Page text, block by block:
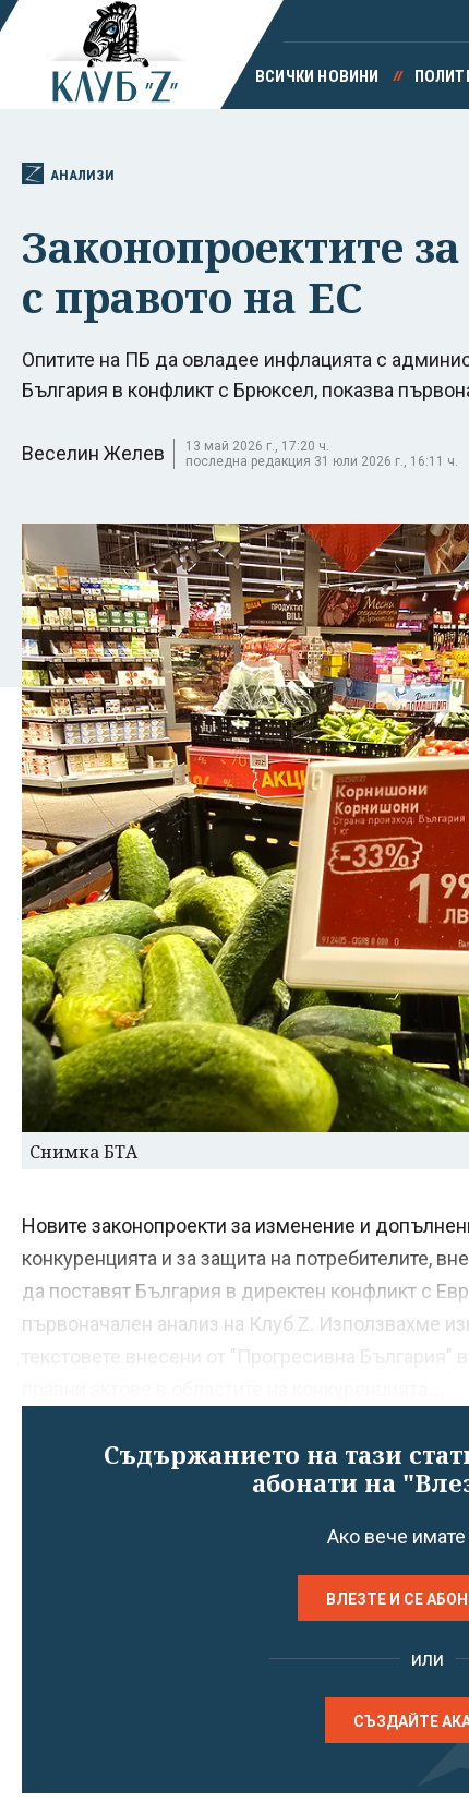
ВСИЧКИ НОВИНИ
АНАЛИЗИ
Законопроектите
с правото на ЕС
Опитите на ПБ да овладее инфлацията с
България в конфликт с Брюксел, показва
Веселин Желев
13 май 2026 г., 17:20 ч.
последна редакция 31 юли 2026 г., 16:11 ч.
Снимка БТА
Новите законопроекти за изменение и
конкуренцията и за защита на потребителите,
да поставят България в директен конфликт с
първоначален анализ на Клуб Z. Използвахме
текстовете внесени от "Прогресивна България"
Съдържанието на тази
абонати на
Ако вече имате
ВЛЕЗТЕ И СЕ
или
СЪЗДАЙТЕ